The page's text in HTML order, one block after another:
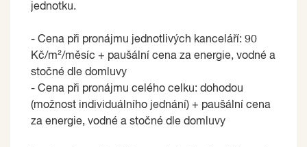
jednotku.
- Cena při pronájmu jednotlivých kanceláří: 90
Kč/m²/měsíc + paušální cena za energie, vodné a
stočné dle domluvy
- Cena při pronájmu celého celku: dohodou
(možnost individuálního jednání) + paušální cena
za energie, vodné a stočné dle domluvy